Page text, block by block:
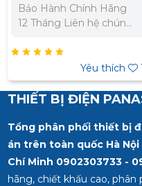
Bảo Hành Chính Hãng
12 Tháng Liên hệ chúng
nhất cho dự án. Miền
Bắc : 0989 310 979 -
0973 106 269 Miền Nam:
0902 303 733 – 0945
332 980
Yêu thích
THIẾT BỊ ĐIỆN
Tổng phân phối thiết bị
án trên toàn quốc Hà
Chí Minh 0902303733 -
hãng, chiết khấu cao,